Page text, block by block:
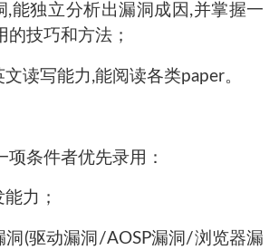
,能独立分析出漏洞成因,并掌握一
的技巧和方法；
读写能力,能阅读各类paper。
项条件者优先录用：
力；
洞(驱动漏洞/AOSP漏洞/浏览器漏